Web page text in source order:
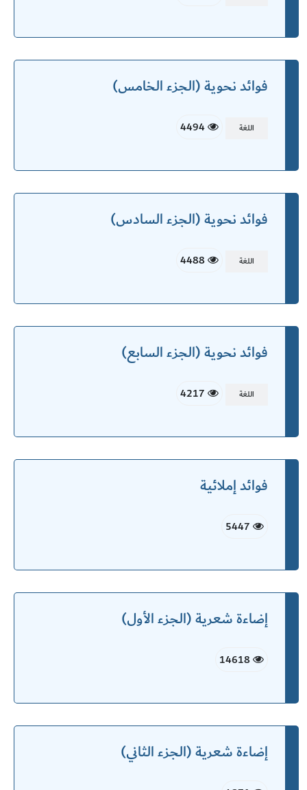
فوائد نحوية (الجزء الخامس)
اللغة
فوائد نحوية (الجزء السادس)
اللغة
فوائد نحوية (الجزء السابع)
اللغة
فوائد إملائية
إضاءة شعرية (الجزء الأول)
إضاءة شعرية (الجزء الثاني)